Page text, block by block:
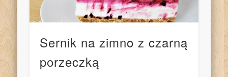
Sernik na zimno z czarną
porzeczką